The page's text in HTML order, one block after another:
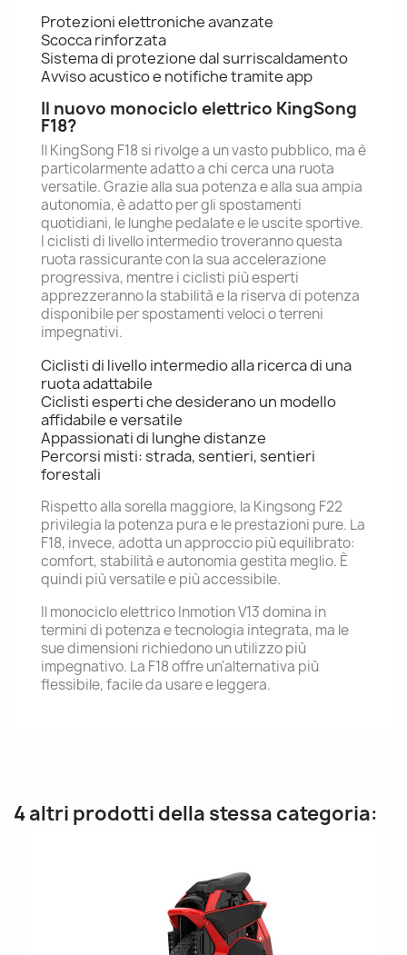
Protezioni elettroniche avanzate
Scocca rinforzata
Sistema di protezione dal surriscaldamento
Avviso acustico e notifiche tramite app
Il nuovo monociclo elettrico KingSong
F18?
Il KingSong F18 si rivolge a un vasto pubblico, ma è
particolarmente adatto a chi cerca una ruota
versatile. Grazie alla sua potenza e alla sua ampia
autonomia, è adatto per gli spostamenti
quotidiani, le lunghe pedalate e le uscite sportive.
I ciclisti di livello intermedio troveranno questa
ruota rassicurante con la sua accelerazione
progressiva, mentre i ciclisti più esperti
apprezzeranno la stabilità e la riserva di potenza
disponibile per spostamenti veloci o terreni
impegnativi.
Ciclisti di livello intermedio alla ricerca di una
ruota adattabile
Ciclisti esperti che desiderano un modello
affidabile e versatile
Appassionati di lunghe distanze
Percorsi misti: strada, sentieri, sentieri
forestali
Rispetto alla sorella maggiore, la Kingsong F22
privilegia la potenza pura e le prestazioni pure. La
F18, invece, adotta un approccio più equilibrato:
comfort, stabilità e autonomia gestita meglio. È
quindi più versatile e più accessibile.
Il monociclo elettrico Inmotion V13 domina in
termini di potenza e tecnologia integrata, ma le
sue dimensioni richiedono un utilizzo più
impegnativo. La F18 offre un'alternativa più
flessibile, facile da usare e leggera.
4 altri prodotti della stessa categoria: